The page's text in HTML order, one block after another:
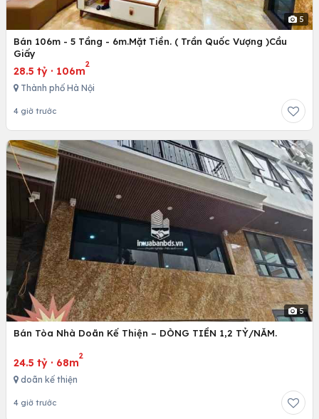
5
Bán 106m - 5 Tầng - 6m.Mặt Tiền. ( Trần Quốc Vượng )Cầu
Giấy
28.5 tỷ · 106m
2
Thành phố Hà Nội
4 giờ trước
5
Bán Tòa Nhà Doãn Kế Thiện – DÒNG TIỀN 1,2 TỶ/NĂM.
24.5 tỷ · 68m
2
doãn kế thiện
4 giờ trước